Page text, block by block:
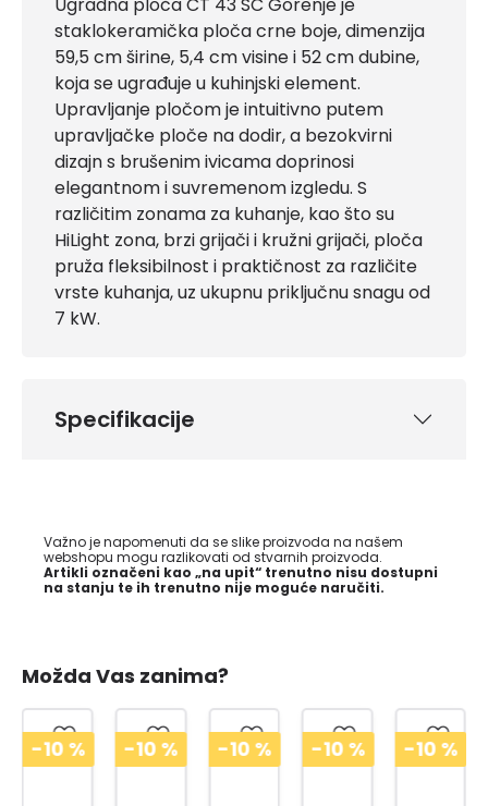
staklokeramička ploča crne boje, dimenzija
59,5 cm širine, 5,4 cm visine i 52 cm dubine,
koja se ugrađuje u kuhinjski element.
Upravljanje pločom je intuitivno putem
upravljačke ploče na dodir, a bezokvirni
dizajn s brušenim ivicama doprinosi
elegantnom i suvremenom izgledu. S
različitim zonama za kuhanje, kao što su
HiLight zona, brzi grijači i kružni grijači, ploča
pruža fleksibilnost i praktičnost za različite
vrste kuhanja, uz ukupnu priključnu snagu od
7 kW.
Specifikacije
Važno je napomenuti da se slike proizvoda na našem
webshopu mogu razlikovati od stvarnih proizvoda.
Artikli označeni kao „na upit“ trenutno nisu dostupni
na stanju te ih trenutno nije moguće naručiti.
Možda Vas zanima?
-10 % -10 % -10 % -10 % -10 %